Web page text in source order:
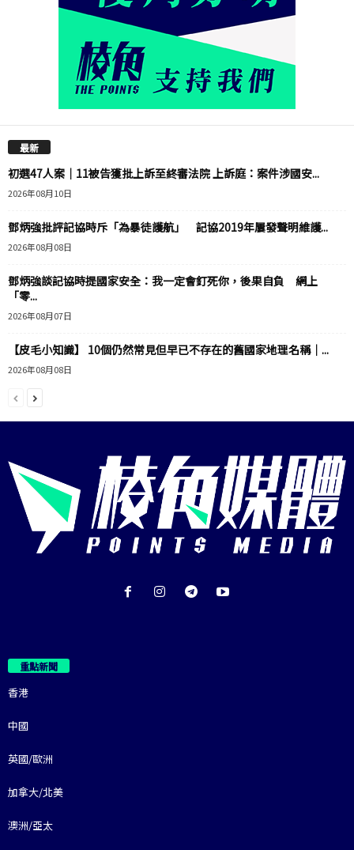
最新
初選47人案｜11被告獲批上訴至終審法院 上訴庭：案件涉國安...
2026年08月10日
鄧炳強批評記協時斥「為暴徒護航」 記協2019年屢發聲明維護...
2026年08月08日
鄧炳強談記協時提國家安全：我一定會釘死你，後果自負 網上
「零...
2026年08月07日
【皮毛小知識】 10個仍然常見但早已不存在的舊國家地理名稱｜...
2026年08月08日
重點新聞
香港
中國
英國/歐洲
加拿大/北美
澳洲/亞太